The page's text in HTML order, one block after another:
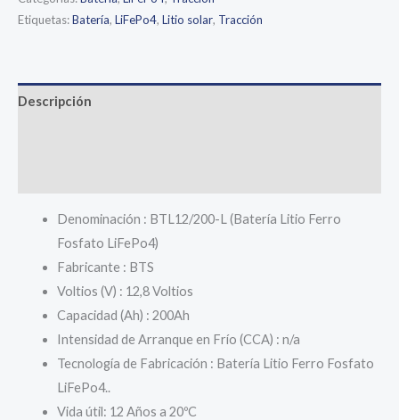
L
Etiquetas:Batería, LiFePo4, Litio solar, Tracción
Descripción
Denominación : BTL12/200-L (Batería Litio Ferro
Fosfato LiFePo4)
Fabricante : BTS
Voltios (V) : 12,8 Voltios
Capacidad (Ah) : 200Ah
Intensidad de Arranque en Frío (CCA) : n/a
Tecnología de Fabricación : Batería Litio Ferro Fosfato
LiFePo4..
Vida útil: 12 Años a 20ºC